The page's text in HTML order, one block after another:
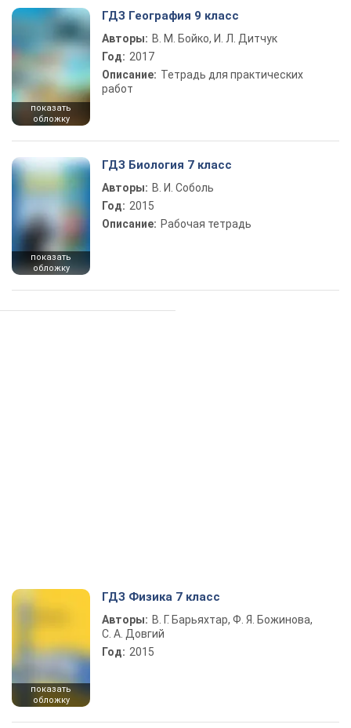
показать
обложку
ГДЗ География 9 класс
Авторы: В. М. Бойко, И. Л. Дитчук
Год: 2017
Описание: Тетрадь для практических
работ
показать
обложку
ГДЗ Биология 7 класс
Авторы: В. И. Соболь
Год: 2015
Описание: Рабочая тетрадь
показать
обложку
ГДЗ Физика 7 класс
Авторы: В. Г. Барьяхтар, Ф. Я. Божинова,
С. А. Довгий
Год: 2015